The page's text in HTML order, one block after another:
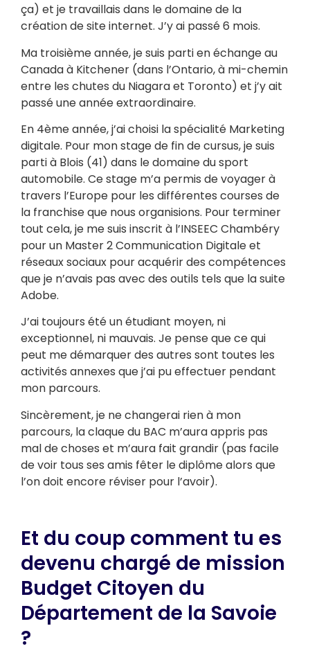
ça) et je travaillais dans le domaine de la
création de site internet. J’y ai passé 6 mois.
Ma troisième année, je suis parti en échange au
Canada à Kitchener (dans l’Ontario, à mi-chemin
entre les chutes du Niagara et Toronto) et j’y ait
passé une année extraordinaire.
En 4ème année, j’ai choisi la spécialité Marketing
digitale. Pour mon stage de fin de cursus, je suis
parti à Blois (41) dans le domaine du sport
automobile. Ce stage m’a permis de voyager à
travers l’Europe pour les différentes courses de
la franchise que nous organisions. Pour terminer
tout cela, je me suis inscrit à l’INSEEC Chambéry
pour un Master 2 Communication Digitale et
réseaux sociaux pour acquérir des compétences
que je n’avais pas avec des outils tels que la suite
Adobe.
J’ai toujours été un étudiant moyen, ni
exceptionnel, ni mauvais. Je pense que ce qui
peut me démarquer des autres sont toutes les
activités annexes que j’ai pu effectuer pendant
mon parcours.
Sincèrement, je ne changerai rien à mon
parcours, la claque du BAC m’aura appris pas
mal de choses et m’aura fait grandir (pas facile
de voir tous ses amis fêter le diplôme alors que
l’on doit encore réviser pour l’avoir).
Et du coup comment tu es
devenu chargé de mission
Budget Citoyen du
Département de la Savoie
?